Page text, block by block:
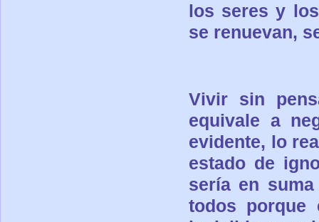
los seres y
se renuevan,
Vivir sin
equivale a
evidente, lo
estado de
sería en
todos